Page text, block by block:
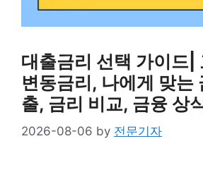
대출금리 선택 가이드|
변동금리, 나에게 맞는
출, 금리 비교, 금융 상
2026-08-06 by 전문기자